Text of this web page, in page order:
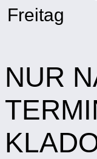
Freitag
NUR